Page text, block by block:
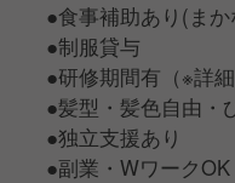
●食事補助あり(ま
●制服貸与
●研修期間有（※詳細
●髪型・髪色自由・
●独立支援あり
●副業・WワークOK